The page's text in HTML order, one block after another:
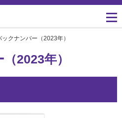
素材ダウンロード
よくあるご質問（FAQ）
製品についてのお問い合
事業拠点一覧
ックナンバー（2023年）
2023年）